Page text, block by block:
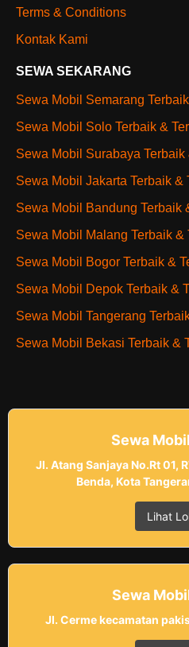
Terms & Conditions
Kontak Kami
SEWA SEKARANG
Sewa Mobil Semarang
Sewa Mobil Solo Terbaik &
Sewa Mobil Surabaya Terbaik
Sewa Mobil Jakarta Terbaik &
Sewa Mobil Bandung Terbaik
Sewa Mobil Malang Terbaik &
Sewa Mobil Bogor Terbaik &
Sewa Mobil Depok Terbaik &
Sewa Mobil Tangerang
Sewa Mobil Bekasi Terbaik &
Sewa
Jl. Atang Sanjaya No.Rt 01,
Benda, Kota
Lihat
Sewa
Jl. Cerme kecamatan